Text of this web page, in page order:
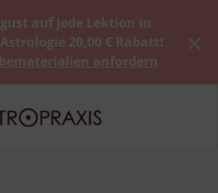
auf jede Lektion in
20,00 € Rabatt!
anfordern